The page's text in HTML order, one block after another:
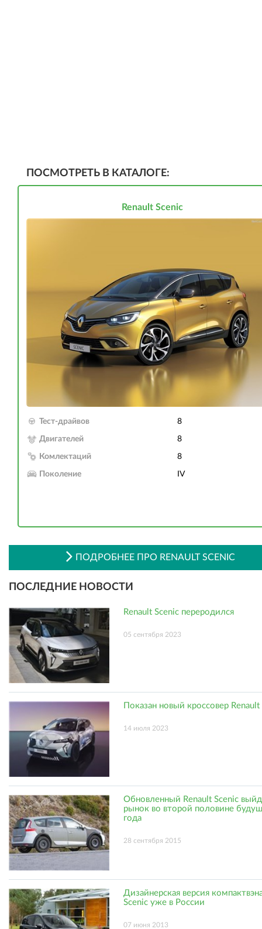
ПОСМОТРЕТЬ В КАТАЛОГЕ:
Renault Scenic
Тест-драйвов 8
Двигателей 8
Комлектаций 8
Поколение IV
ПОДРОБНЕЕ ПРО RENAULT SCENIC
ПОСЛЕДНИЕ НОВОСТИ
Renault Scenic переродился
05 сентября 2023
Показан новый кроссовер Renault
14 июля 2023
Обновленный Renault Scenic
рынок во второй половине
года
28 сентября 2015
Дизайнерская версия
Scenic уже в России
07 июня 2013